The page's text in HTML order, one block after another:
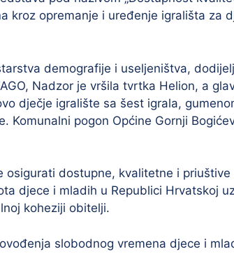
kroz opremanje i uređenje igrališta za
demografije i useljeništva,
Nadzor je vršila tvrtka Helion, a
dječje igralište sa šest igrala,
Komunalni pogon Općine Gornji
osigurati dostupne, kvalitetne i
djece i mladih u Republici Hrvatskoj
koheziji obitelji.
slobodnog vremena djece i